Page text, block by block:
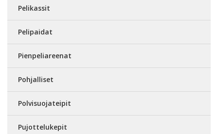
Pelikassit
Pelipaidat
Pienpeliareenat
Pohjalliset
Polvisuojateipit
Pujottelukepit